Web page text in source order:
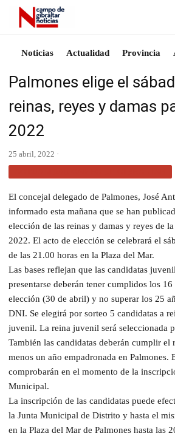
Noticias Actualidad Provincia
Palmones elige el
reinas, reyes y damas
2022
25 abril, 2022 ·
El concejal delegado de Palmones, José
informado esta mañana que se han
elección de las reinas y damas y reyes de
2022. El acto de elección se celebrará el
de las 21.00 horas en la Plaza del Mar.
Las bases reflejan que las candidatas
presentarse deberán tener cumplidos los
elección (30 de abril) y no superar los 25
DNI. Se elegirá por sorteo 5 candidatas a
juvenil. La reina juvenil será seleccionada
También las candidatas deberán cumplir el
menos un año empadronada en Palmones.
comprobarán en el momento de la
Municipal.
La inscripción de las candidatas puede
la Junta Municipal de Distrito y hasta el
en la Plaza del Mar de Palmones hasta las